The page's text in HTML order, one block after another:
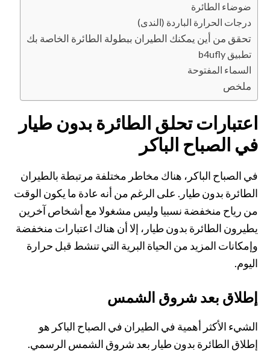
ضوضاء الطائرة
درجات الحرارة الباردة (الندى)
تحقق من أين يمكنك الطيران ببطولة الطائرة الخاصة بك
تطبيق b4ufly
السماء المفتوحة
ملخص
اعتبارات تحلق الطائرة بدون طيار
في الصباح الباكر
في الصباح الباكر، هناك مخاطر مختلفة مرتبطة بالطيران
الطائرة بدون طيار. على الرغم من أنه عادة ما يكون الوقت
من رياح منخفضة نسبيا وليس مشغولا مع أشخاص آخرين
يطيرون الطائرة بدون طيار، إلا أن هناك اعتبارات منخفضة
وإمكانات المزيد من الحياة البرية التي تنشط قبل حرارة
اليوم.
إطلاق بعد شروق الشمس
الشيء الأكثر أهمية في الطيران في الصباح الباكر هو
إطلاق الطائرة بدون طيار بعد شروق الشمس الرسمي.